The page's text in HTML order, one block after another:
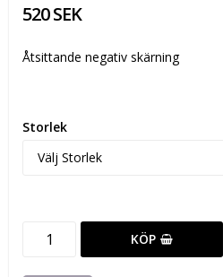
520 SEK
Åtsittande negativ skärning
Storlek
KÖP